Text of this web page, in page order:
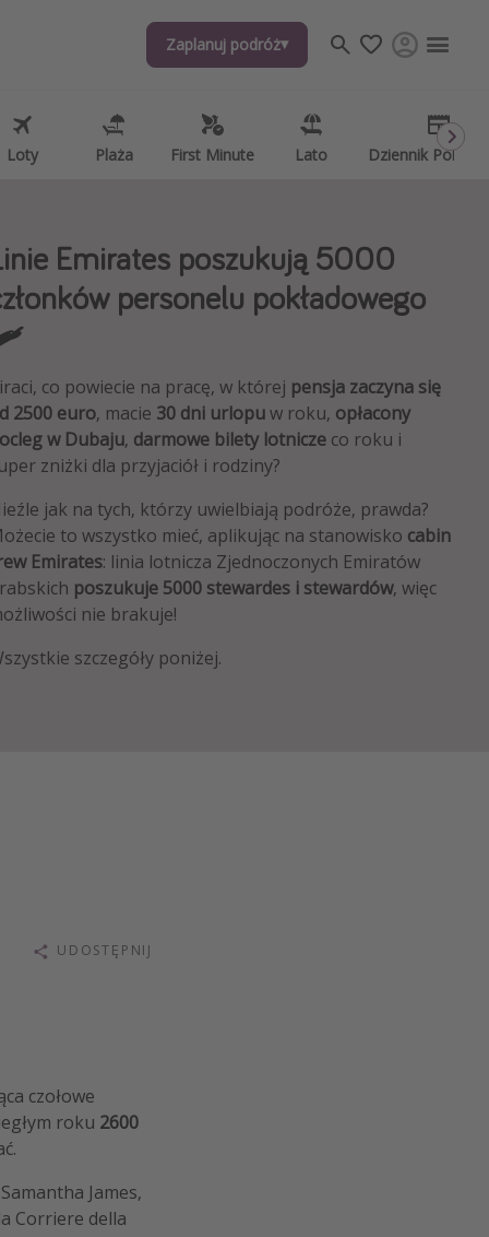
Zaplanuj podróż
Loty Plaża First Minute Lato Dziennik
Zaplanuj podróż
Loty Plaża First Minute Lato Dziennik
ciekawostki, porady podróżnicze
aplikacje podróżnicze
Emirates poszukują 5000
personelu pokładowego
co powiecie na pracę, w której pensja zaczyna się
2500 euro, macie 30 dni urlopuw roku, opłacony
w Dubaju, darmowe bilety lotnicze co roku i
zniżki dla przyjaciół i rodziny?
jak na tych, którzy uwielbiają podróże, prawda?
to wszystko mieć, aplikując na stanowisko cabin
Emirates: linia lotnicza Zjednoczonych Emiratów
poszukuje 5000 stewardes i stewardów, więc
nie brakuje!
szczegóły poniżej.
UDOSTĘPNIJ
czołowe
roku 2600
James,
Corriere della